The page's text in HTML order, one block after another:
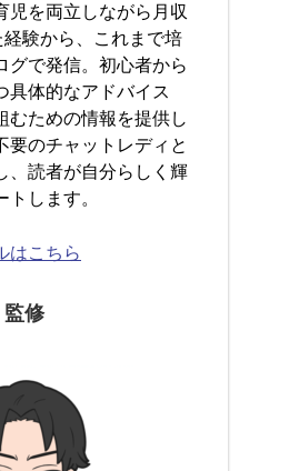
児を両立しながら月収
験から、これまで培
グで発信。初心者から
具体的なアドバイス
むための情報を提供し
要のチャットレディと
、読者が自分らしく輝
トします。
はこちら
監修